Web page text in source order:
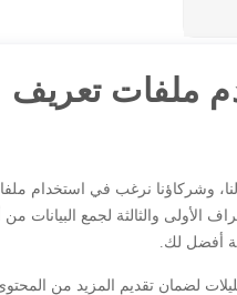
ملفات تعريف
وشركاؤنا نرغب في استخدام
الأولى والثالثة لجمع البيانات
أفضل لك.
لضمان تقديم المزيد من